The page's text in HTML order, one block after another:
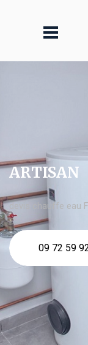
ARTISAN
devis chauffe eau
09 72 59